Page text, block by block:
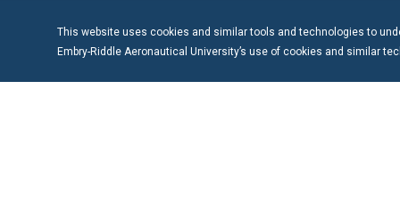
This website uses cookies and similar tools and technologies to
Embry-RiddleAeronautical University’s use of cookies and similar